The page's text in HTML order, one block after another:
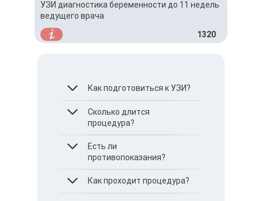
УЗИ диагностика беременности до 11 недель
ведущего врача
1320
Как подготовиться к УЗИ?
За 1 час до процедуры
выпить 3-4 стакана
негазированной воды и не
посещать туалет, ведь
мочевой пузырь должен
быть обязательно
наполнен
Сколько длится
процедура?
В среднем 15-20 минут.
Есть ли
противопоказания?
Нет.Как проходит процедура?